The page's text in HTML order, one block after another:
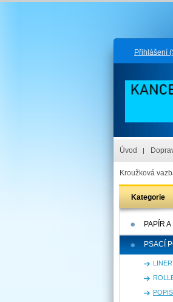
Přihlášení
Úvod
Kroužková
Kategorie
PAPÍR
PSACÍ